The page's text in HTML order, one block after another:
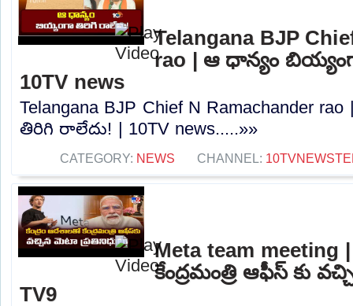
Telangana BJP
rao | ఆ ధాన్యం
10TV news
Telangana BJP Chief N Ramachander
తిరిగి రాలేదు! | 10TV news.....»»
CATEGORY: NEWS CHANNEL:
Meta team meeting
కేంద్రమంత్రి ఆఫీస్ కు
TV9